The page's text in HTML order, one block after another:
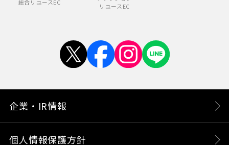
総合リユースEC
リユースEC
企業・IR情報
個人情報保護方針